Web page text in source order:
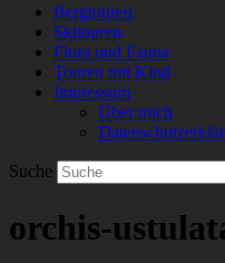
Bergtouren
Skitouren
Flora und Fauna
Touren mit Kind
Impressum
Über mich
Suche
orchis-